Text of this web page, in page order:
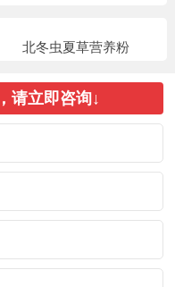
北冬虫夏草营养粉
请立即咨询↓